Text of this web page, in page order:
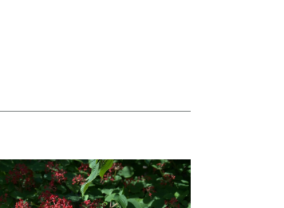
i kalina zdobią otoczenie Biblioteki Narodowej